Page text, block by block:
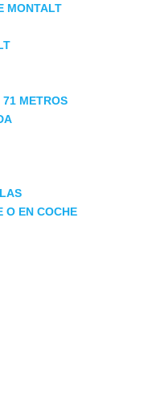
MONTALT
71 METROS
O EN COCHE